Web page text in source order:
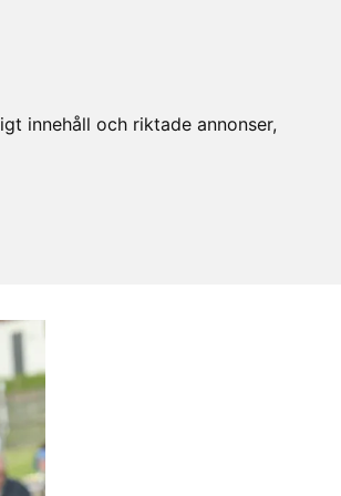
innehåll och riktade annonser,